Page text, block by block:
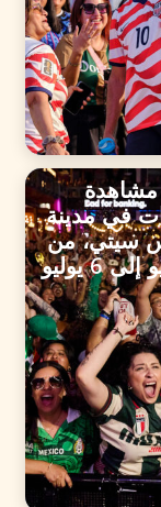
في مدينة
سيتي، من